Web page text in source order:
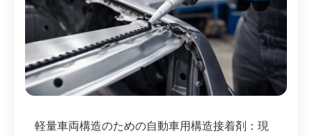
軽量車両構造のための自動車用構造接着剤：現